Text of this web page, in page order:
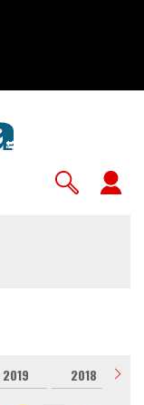
2019 2018